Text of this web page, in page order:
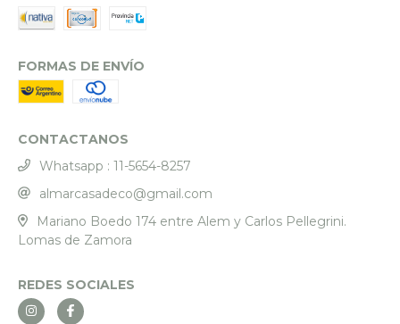
FORMAS DE ENVÍO
CONTACTANOS
Whatsapp : 11-5654-8257
almarcasadeco@gmail.com
Mariano Boedo 174 entre Alem y Carlos Pellegrini.
Lomas de Zamora
REDES SOCIALES